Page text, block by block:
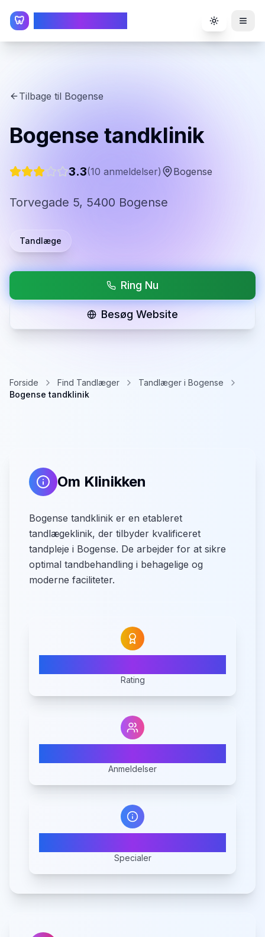
🦷 Toggle
Tilbage til Bogense
Bogense tandklinik
3.3(10 anmeldelser) Bogense
Torvegade 5, 5400 Bogense
Tandlæge
Ring Nu
Besøg Website
Forside Find Tandlæger
Tandlæger i Bogense
Bogense tandklinik
Om Klinikken
Bogense tandklinik er en etableret
tandlægeklinik, der tilbyder kvalificeret
tandpleje i Bogense. De arbejder for at sikre
optimal tandbehandling i behagelige og
moderne faciliteter.
Rating
Anmeldelser
Specialer